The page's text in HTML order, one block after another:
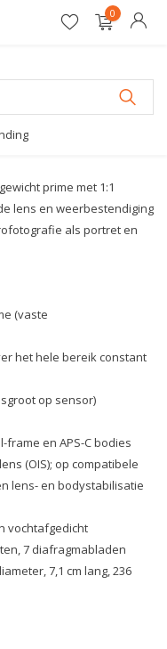
0
prime met 1:1
lens en weerbestendiging
als portret en
(vaste
het hele bereik constant
op sensor)
frame en APS-C bodies
(OIS); op compatibele
lens- en bodystabilisatie
vochtafgedicht
7 diafragmabladen
7,1 cm lang, 236